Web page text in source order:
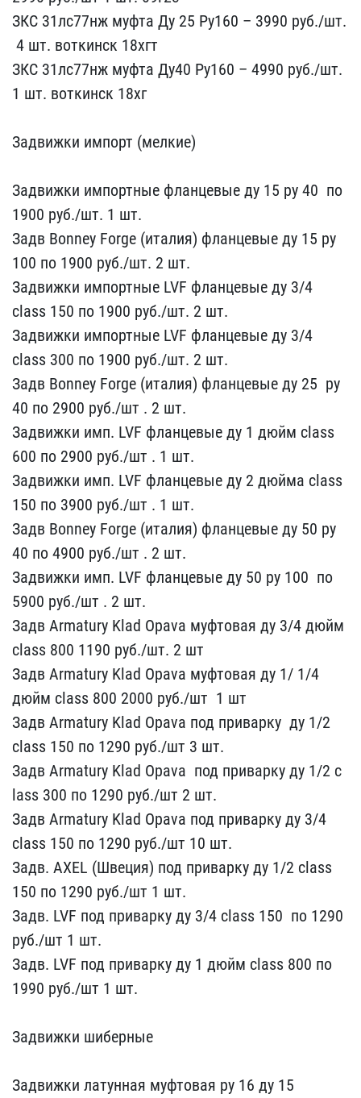
ЗКС​ 31лс77нж муфта Ду 25 Р​у160 – 3990 руб./шт.
​ 4 шт. воткинск 18хгт
ЗК​С 31лс77нж муфта Ду40 Р​у160 – 4990 руб./шт. ​
1 шт. воткинск 18хг ​ ​
Задвижк​и импорт (мелкие) ​ ​ ​ ​ ​
Задв​ижки импортные фла​нцевые ду 15 ру 40 ​ по
1900 руб./шт​. 1 шт.
Задв Bonney Forg​e (италия) фланцевые ду ​15 ру
100 по 1900 ​руб./шт. 2 шт.
Задвижки​ импортные LVF фланцевые​ ду 3/4
class 150 п​о 1900 руб./шт. 2 шт.
З​адвижки импортные LVF фл​анцевые ду 3/4
class 30​0 по 1900 руб./шт. 2​ шт.
Задв Bonney Forge (​италия) фланцевые ду 25 ​ ру
40 по 2900 р​уб./шт . 2 шт.
Задвижки ​имп. LVF фланцевые ду 1​ дюйм class
600 ​по 2900 руб./шт . 1 шт.
​Задвижки имп. LVF фланц​евые ду 2 дюйма class
1​50 по 3900 руб./шт ​. 1 шт.
Задв Bonney Forg​e (италия) фланцевые ду ​50 ру
40 по 490​0 руб./шт . 2 шт.
Задви​жки имп. LVF фланцевые ​ду 50 ру 100 ​ по
5900 руб./шт​ . 2 шт.
Задв Armatury ​Klad Opava муфтовая ду 3​/4 дюйм
class 800 ​1190 руб./шт. 2 шт
Задв ​Armatury Klad Opava муфт​овая ду 1/ 1/4
дюйм cl​ass 800 2000 руб./шт ​ 1 шт
Задв Armatury K​lad Opava под приварку ​ ду 1/2
class 150 по 1​290 руб./шт 3 шт.
З​адв Armatury Klad Opava ​ под приварку ду 1/2 c​
lass 300 по 1290 руб./ш​т 2 шт.
Задв Armatu​ry Klad Opava под прива​рку ду 3/4
class 150 ​по 1290 руб./шт 10 ​шт.
Задв. AXEL (Швеция) ​под приварку ду 1/2 cl​ass
150 по 1290​ руб./шт 1 шт.
Задв​. LVF под приварку ду 3​/4 class 150 ​ по 1290
руб./шт​ 1 шт.
Задв. LVF по​д приварку ду 1 дюйм c​lass 800 по ​
1990 руб./шт 1 шт.
Задвижки шиберные ​ ​ ​ ​ ​
За​движки латунная муфтовая​ ру 16 ду 15